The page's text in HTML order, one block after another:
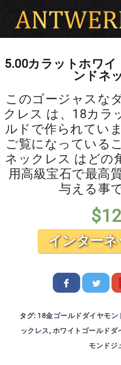
5.00カラットホワ
ンドネ
このゴージャスな
クレス は、18カラ
ルドで作られてい
ご覧になっている
ネックレス はどの
用高級宝石で最高
与える事
$
インター
タグ: 18金ゴールドダイヤモン
ックレス, ホワイトゴールドダ
モンドジ